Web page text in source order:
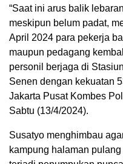
“Saat ini arus balik
meskipun belum padat,
April 2024 para pekerja
maupun pedagang
personil berjaga di
Senen dengan kekuatan
Jakarta Pusat Kombes
Sabtu (13/4/2024).
Susatyo menghimbau
kampung halaman